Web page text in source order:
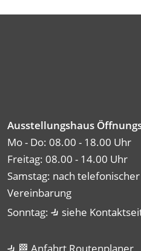
Ausstellungshaus
Mo - Do: 08.00 - 18.00 Uhr
Freitag: 08.00 - 14.00 Uhr
Samstag: nach telefonischer
Vereinbarung
Sonntag:
siehe